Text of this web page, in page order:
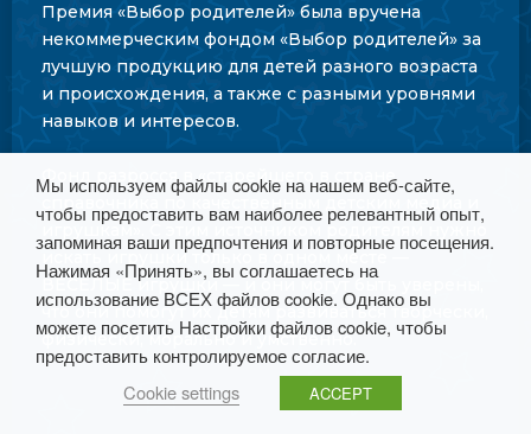
Премия «Выбор родителей» была вручена
некоммерческим фондом «Выбор родителей» за
лучшую продукцию для детей разного возраста
и происхождения, а также с разными уровнями
навыков и интересов.
Фонд разросся в «старейшего в стране
справочника по качественным детским медиа и
игрушкам». С этим источником родителям нужно
искать игрушки только в одном месте —
ВЕСЕЛЫЕ игрушки — и они могут быть уверены,
что они помогут их детям развиваться творчески,
физически, морально и умственно.
Мы используем файлы cookie на нашем веб-сайте,
чтобы предоставить вам наиболее релевантный опыт,
запоминая ваши предпочтения и повторные посещения.
Нажимая «Принять», вы соглашаетесь на
использование ВСЕХ файлов cookie. Однако вы
можете посетить Настройки файлов cookie, чтобы
предоставить контролируемое согласие.
Cookie settings
ACCEPT